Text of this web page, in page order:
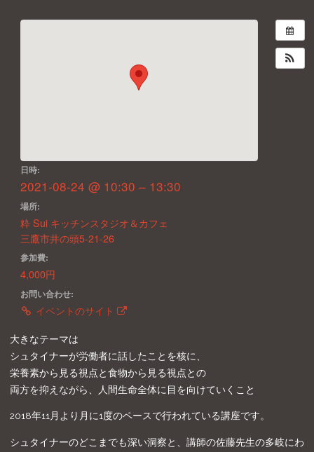
日時:
2021-08-24 @ 10:30 – 13:30
場所:
粋 Sui キッチンスタジオ＆カフェ
三鷹市井の頭5-21-26
参加費:
4,000円
お問い合わせ:
イベントのサイト
大きなテーマは
シュタイナーが労働者に話したことを核に、
栄養素から見る視点と食物から見る視点との
両方を抑えながら、人間生命全体に目を向けていくこと
2018年11月より月に1度のペースで行われている講座です。
シュタイナーのどこまでも深い洞察と、講師の佐藤先生の多岐にわ